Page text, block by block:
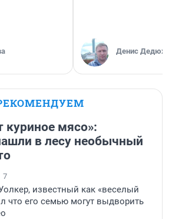
Денис
куриное мясо»:
в лесу необычный
7
известный как «веселый
что его семью могут выдворить